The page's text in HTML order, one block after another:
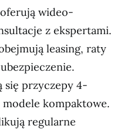
wideo-
z ekspertami.
leasing, raty
się przyczepy 4-
kompaktowe.
regularne